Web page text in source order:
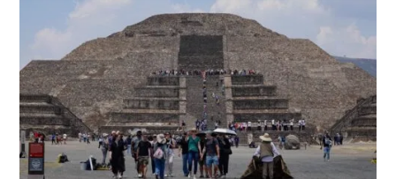
mexicano!
Gonzalo
Celorio
recibe
el
Premio
Cervantes
de
manos
del